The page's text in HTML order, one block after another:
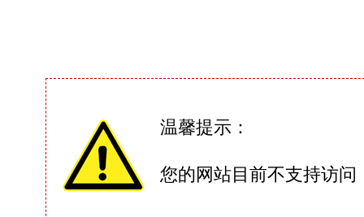
温馨提示：
您的网站目前不支持访